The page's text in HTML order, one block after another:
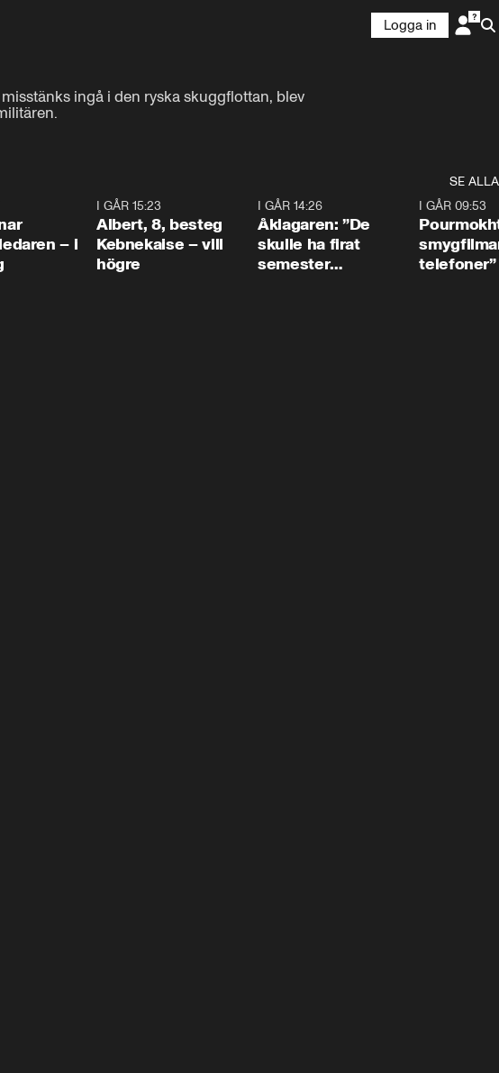
Logga in
ingå i den ryska skuggflottan, blev
SE ALLA
– i
I GÅR 15:23
Albert, 8, besteg
Kebnekaise – vill
högre
I GÅR 14:26
Åklagaren: ”De
skulle ha firat
semester
I GÅR 09:53
telefoner”